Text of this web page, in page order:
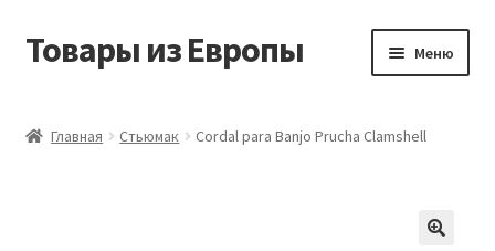
Перейти
Перейти
Товары из Европы Меню
Главная Стьюмак Cordal para Banjo Prucha Clamshell